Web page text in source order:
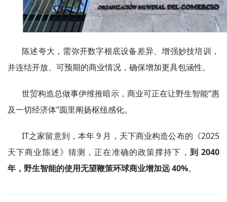
陈述夸大，需弥开数字根底设备差异、增强妙技培训，
并连结开放、可预期的商业情况，确保增加更具包涵性。
世贸构造总做事伊维推暗示，商业可正在让野生智能“惠
及一切经济体”圆里阐扬枢纽感化。
IT之家留意到，本年 9 月，天下商业构造公布的《2025
天下商业陈述》猜测，正在准确的政策撑持下， 到 2040
年，野生智能的使用无望鞭策环球商业增加远 40%。